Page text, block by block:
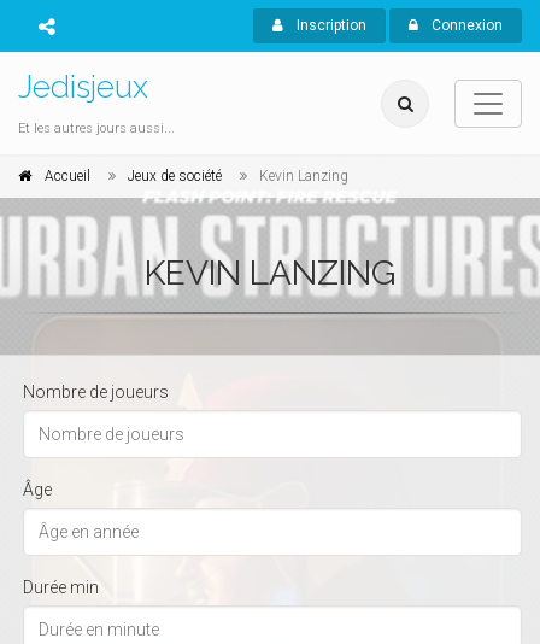
Inscription Connexion
Jedisjeux
Et les autres jours aussi...
Accueil Jeux de société Kevin Lanzing
KEVIN LANZING
Nombre de joueurs
Âge
Durée min